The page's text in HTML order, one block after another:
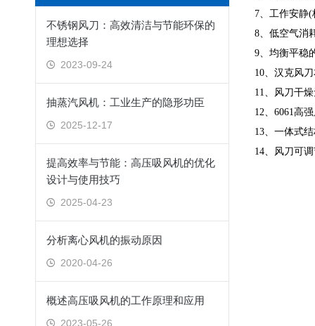
不锈钢风刀：高效清洁与节能环保的
理想选择
2023-09-24
抽蒸汽风机：工业生产的隐形功臣
2025-12-17
提高效率与节能：高压吸风机的优化
设计与使用技巧
2025-04-23
分析离心风机的振动原因
2020-04-26
概述高压吸风机的工作原理和应用
2023-05-26
7、工作安静
8、低空气消
9、均衡平稳
10、汉克风
11、风刀干
12、6061高
13、一体式
14、风刀可